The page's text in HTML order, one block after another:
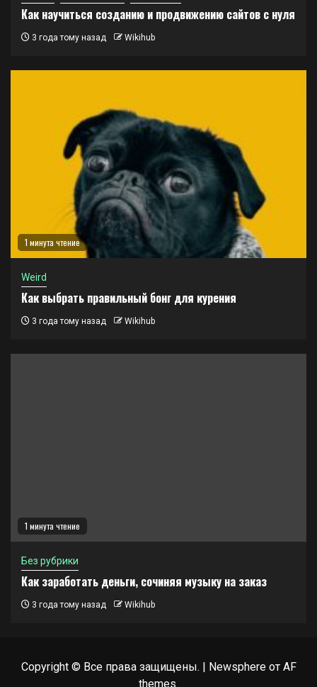
Как научиться созданию и продвижению сайтов с нуля
3 года тому назад Wikihub
1 минута чтение
Weird
Как выбрать правильный бонг для курения
3 года тому назад Wikihub
1 минута чтение
Без рубрики
Как заработать деньги, сочиняя музыку на заказ
3 года тому назад Wikihub
Copyright © Все права защищены. | Newsphereот AF
themes.